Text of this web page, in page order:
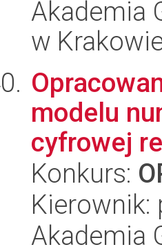
Akademia
w
modelu
cyfrowej
Konkurs:
Kierownik:
Akademia